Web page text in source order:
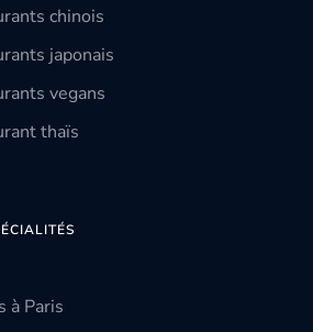
chinois
japonais
vegans
thaïs
à Paris